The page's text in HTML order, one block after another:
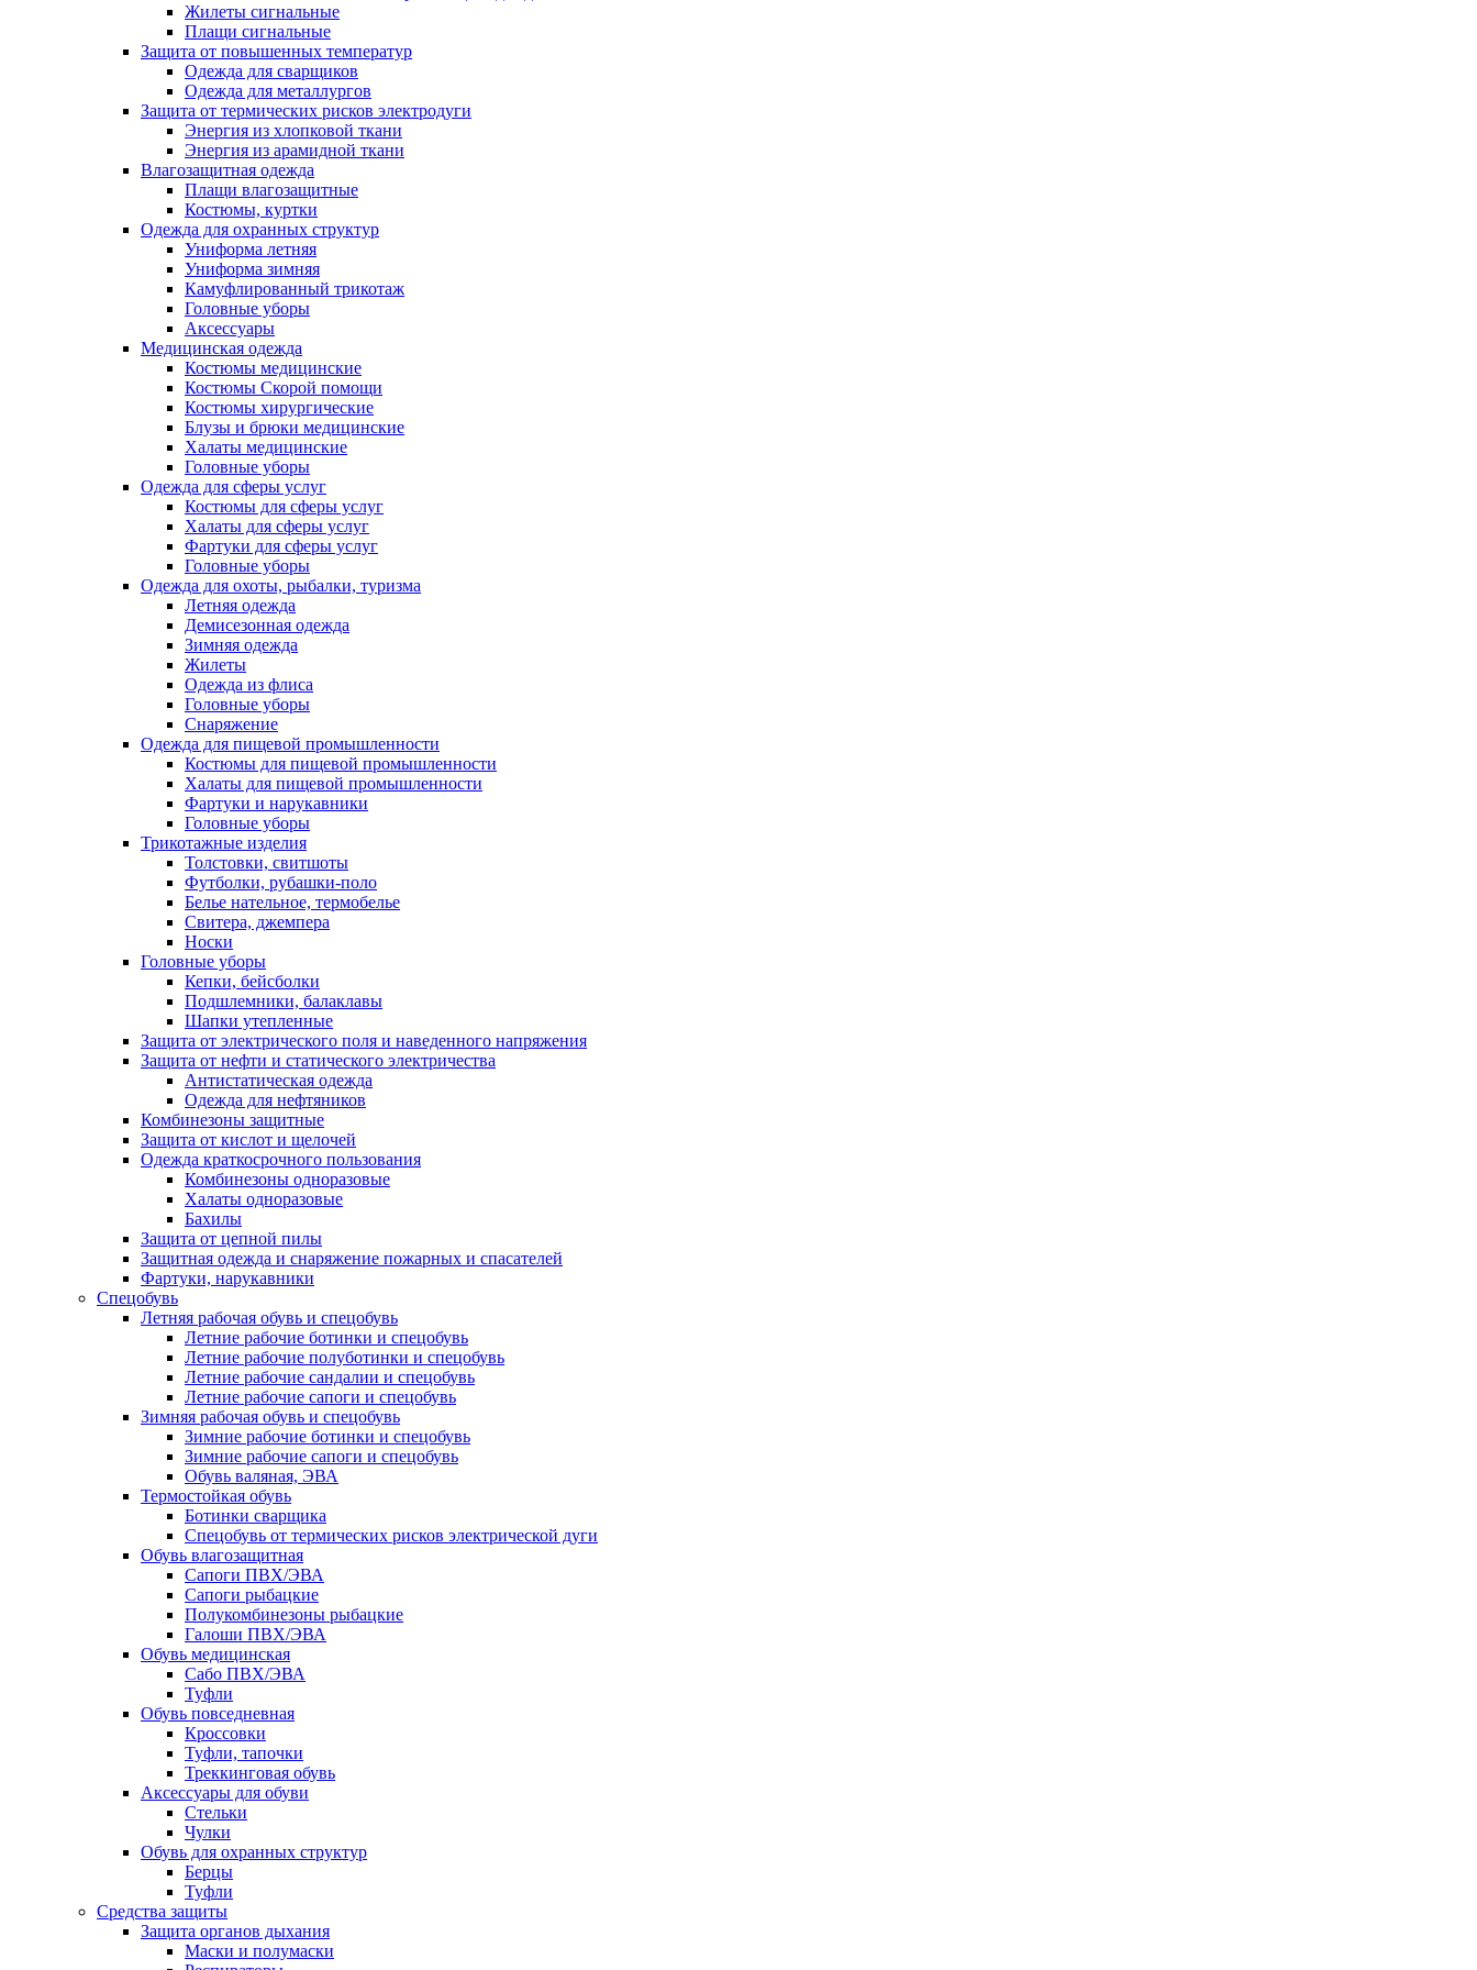
Жилеты сигнальные
Плащи сигнальные
Защита от повышенных температур
Одежда для сварщиков
Одежда для металлургов
Защита от термических рисков электродуги
Энергия из хлопковой ткани
Энергия из арамидной ткани
Влагозащитная одежда
Плащи влагозащитные
Костюмы, куртки
Одежда для охранных структур
Униформа летняя
Униформа зимняя
Камуфлированный трикотаж
Головные уборы
Аксессуары
Медицинская одежда
Костюмы медицинские
Костюмы Скорой помощи
Костюмы хирургические
Блузы и брюки медицинские
Халаты медицинские
Головные уборы
Одежда для сферы услуг
Костюмы для сферы услуг
Халаты для сферы услуг
Фартуки для сферы услуг
Головные уборы
Одежда для охоты, рыбалки, туризма
Летняя одежда
Демисезонная одежда
Зимняя одежда
Жилеты
Одежда из флиса
Головные уборы
Снаряжение
Одежда для пищевой промышленности
Костюмы для пищевой промышленности
Халаты для пищевой промышленности
Фартуки и нарукавники
Головные уборы
Трикотажные изделия
Толстовки, свитшоты
Футболки, рубашки-поло
Белье нательное, термобелье
Свитера, джемпера
Носки
Головные уборы
Кепки, бейсболки
Подшлемники, балаклавы
Шапки утепленные
Защита от электрического поля и наведенного напряжения
Защита от нефти и статического электричества
Антистатическая одежда
Одежда для нефтяников
Комбинезоны защитные
Защита от кислот и щелочей
Одежда краткосрочного пользования
Комбинезоны одноразовые
Халаты одноразовые
Бахилы
Защита от цепной пилы
Защитная одежда и снаряжение пожарных и спасателей
Фартуки, нарукавники
Спецобувь
Летняя рабочая обувь и спецобувь
Летние рабочие ботинки и спецобувь
Летние рабочие полуботинки и спецобувь
Летние рабочие сандалии и спецобувь
Летние рабочие сапоги и спецобувь
Зимняя рабочая обувь и спецобувь
Зимние рабочие ботинки и спецобувь
Зимние рабочие сапоги и спецобувь
Обувь валяная, ЭВА
Термостойкая обувь
Ботинки сварщика
Спецобувь от термических рисков электрической дуги
Обувь влагозащитная
Сапоги ПВХ/ЭВА
Сапоги рыбацкие
Полукомбинезоны рыбацкие
Галоши ПВХ/ЭВА
Обувь медицинская
Сабо ПВХ/ЭВА
Туфли
Обувь повседневная
Кроссовки
Туфли, тапочки
Треккинговая обувь
Аксессуары для обуви
Стельки
Чулки
Обувь для охранных структур
Берцы
Туфли
Средства защиты
Защита органов дыхания
Маски и полумаски